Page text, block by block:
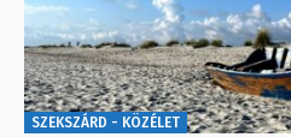
SZEKSZÁRD - KÖZÉLET